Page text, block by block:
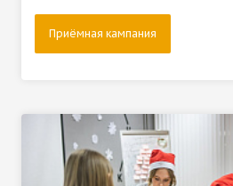
Приёмная кампания